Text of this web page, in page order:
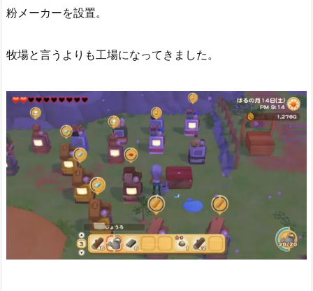
粉メーカーを設置。
牧場と言うよりも工場になってきました。